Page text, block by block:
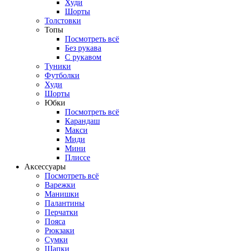
Худи
Шорты
Толстовки
Топы
Посмотреть всё
Без рукава
С рукавом
Туники
Футболки
Худи
Шорты
Юбки
Посмотреть всё
Карандаш
Макси
Миди
Мини
Плиссе
Аксессуары
Посмотреть всё
Варежки
Манишки
Палантины
Перчатки
Пояса
Рюкзаки
Сумки
Шапки